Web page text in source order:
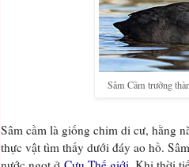
Sâm Cầm trưởng
Sâm cầm là giống chim di cư, hằng
thực vật tìm thấy dưới đáy ao hồ.